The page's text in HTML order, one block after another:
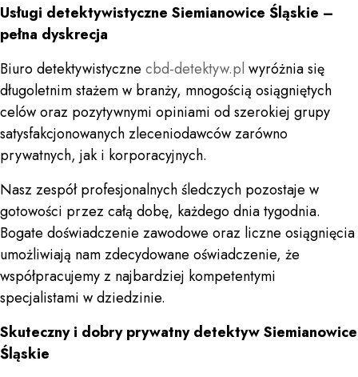
Usługi detektywistyczne Siemianowice Śląskie –
pełna dyskrecja
Biuro detektywistyczne cbd-detektyw.pl wyróżnia się
długoletnim stażem w branży, mnogością osiągniętych
celów oraz pozytywnymi opiniami od szerokiej grupy
satysfakcjonowanych zleceniodawców zarówno
prywatnych, jak i korporacyjnych.
Nasz zespół profesjonalnych śledczych pozostaje w
gotowości przez całą dobę, każdego dnia tygodnia.
Bogate doświadczenie zawodowe oraz liczne osiągnięcia
umożliwiają nam zdecydowane oświadczenie, że
współpracujemy z najbardziej kompetentymi
specjalistami w dziedzinie.
Skuteczny i dobry prywatny detektyw Siemianowice
Śląskie